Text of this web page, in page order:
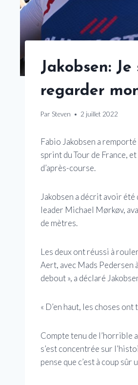
Jakobsen:
regarder
Par Steven 2 juillet 2022
Fabio Jakobsen a
sprint du Tour de France,
d’après-course.
Jakobsen a décrit avoir
leader Michael Mørkøv,
de mètres.
Les deux ont réussi à
Aert, avec Mads Pedersen
debout », a déclaré
« D’en haut, les choses
Compte tenu de l’horrible
s’est concentrée sur
pense que c’est à coup